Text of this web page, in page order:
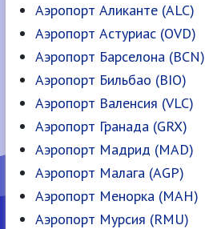
Аэропорт Аликанте (ALC)
Аэропорт Астуриас (OVD)
Аэропорт Барселона (BCN)
Аэропорт Бильбао (BIO)
Аэропорт Валенсия (VLC)
Аэропорт Гранада (GRX)
Аэропорт Мадрид (MAD)
Аэропорт Малага (AGP)
Аэропорт Менорка (MAH)
Аэропорт Мурсия (RMU)